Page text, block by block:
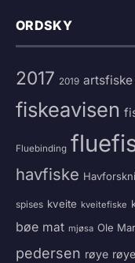
ORDSKY
2017 2019 artsfiske
fiskeavisen
Fluebinding
havfiske
spises kveite kveitefiske
bøe mat mjøsa Ole
pedersen røye